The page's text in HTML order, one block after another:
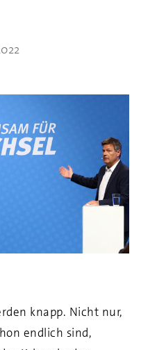
knapp. Nicht nur,
endlich sind,